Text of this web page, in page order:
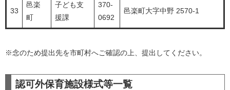
33
邑楽
町
子ども支
援課
370-
0692
邑楽町大字中野 2570-1
※念のため提出先を市町村へご確認の上、提出してください。
認可外保育施設様式等一覧